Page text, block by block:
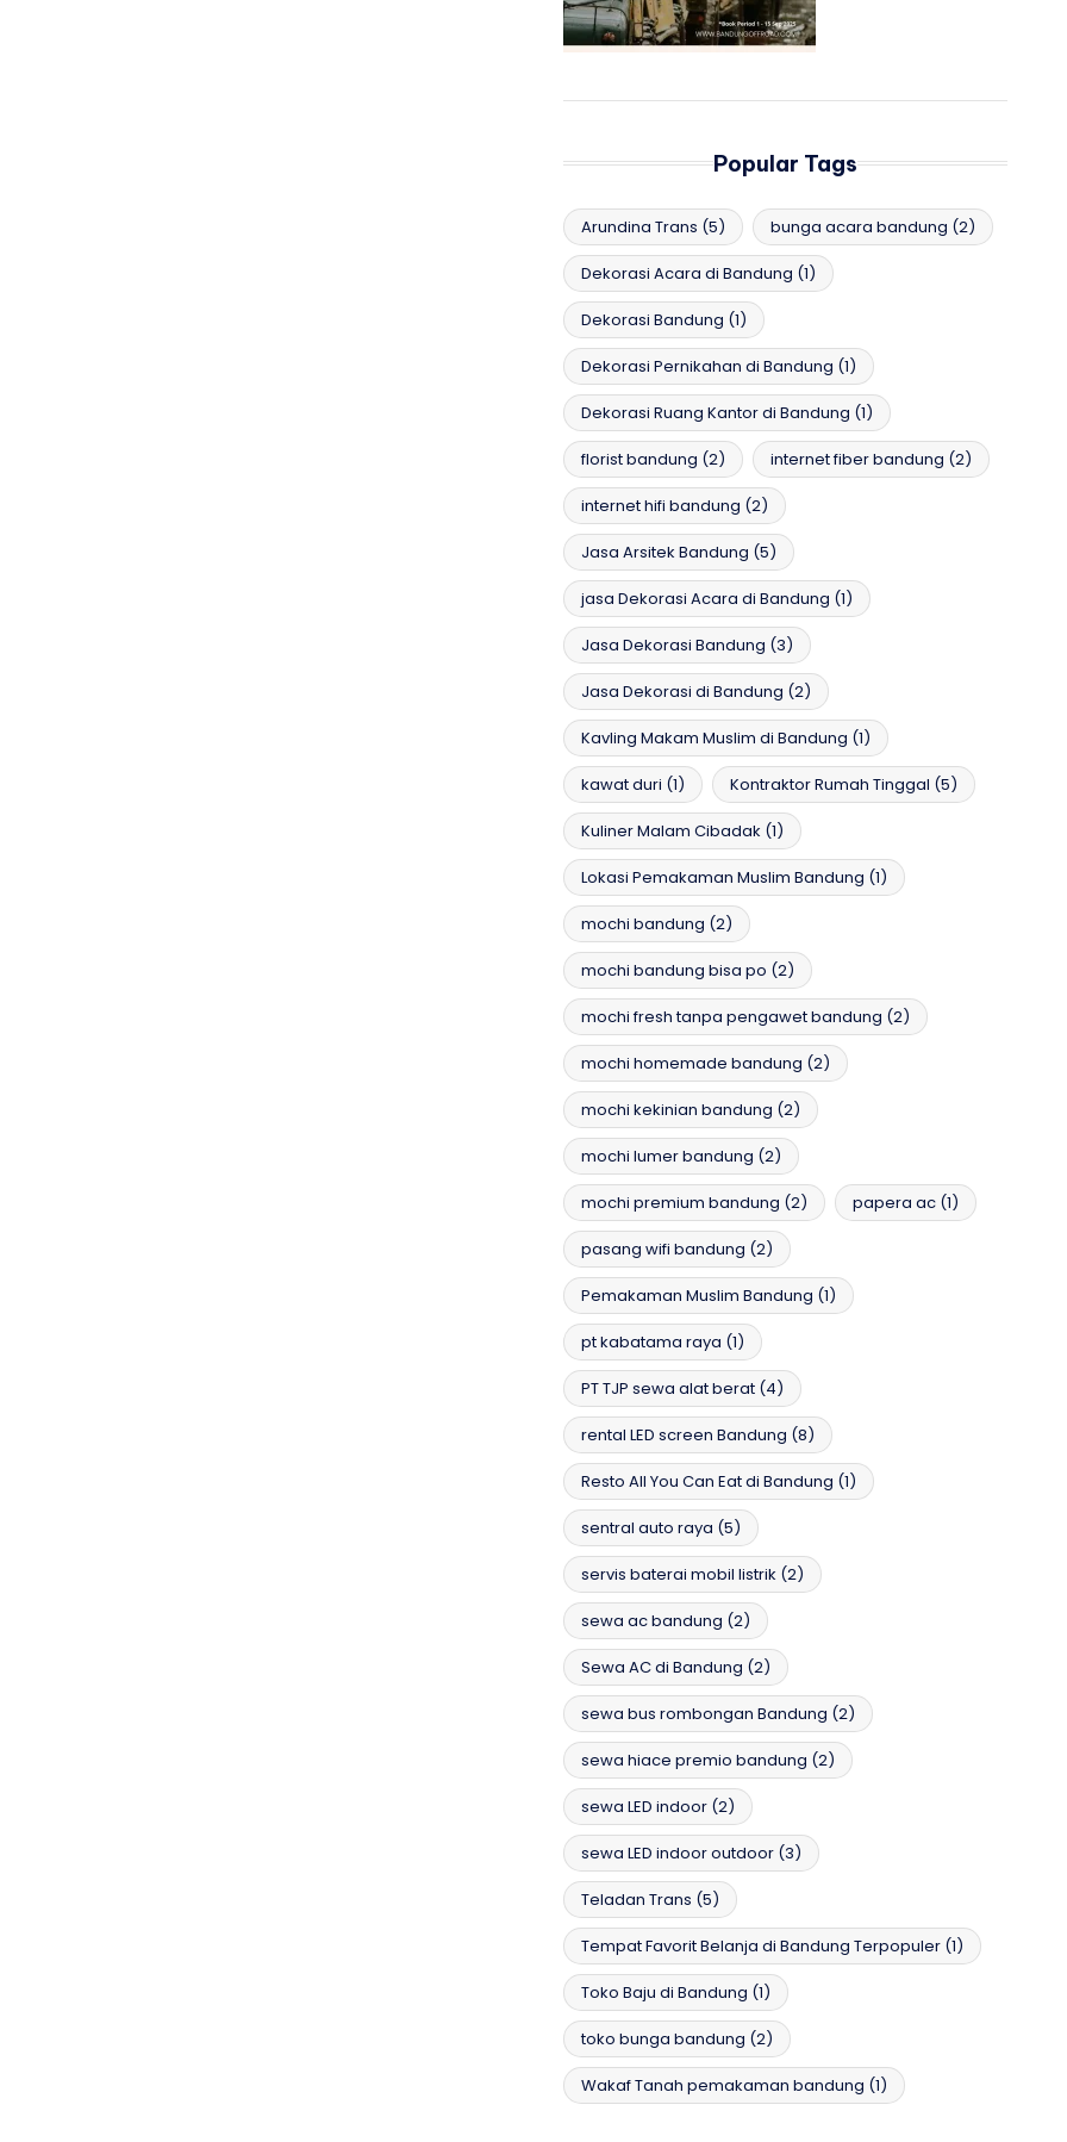
Popular Tags
Arundina Trans (5) bunga acara bandung (2)
Dekorasi Acara di Bandung (1)
Dekorasi Bandung (1)
Dekorasi Pernikahan di Bandung (1)
Dekorasi Ruang Kantor di Bandung (1)
florist bandung (2) internet fiber bandung (2)
internet hifi bandung (2)
Jasa Arsitek Bandung (5)
jasa Dekorasi Acara di Bandung (1)
Jasa Dekorasi Bandung (3)
Jasa Dekorasi di Bandung (2)
Kavling Makam Muslim di Bandung (1)
kawat duri (1) Kontraktor Rumah Tinggal (5)
Kuliner Malam Cibadak (1)
Lokasi Pemakaman Muslim Bandung (1)
mochi bandung (2)
mochi bandung bisa po (2)
mochi fresh tanpa pengawet bandung (2)
mochi homemade bandung (2)
mochi kekinian bandung (2)
mochi lumer bandung (2)
mochi premium bandung (2) papera ac(1)
pasang wifi bandung (2)
Pemakaman Muslim Bandung (1)
pt kabatama raya (1)
PT TJP sewa alat berat(4)
rental LED screen Bandung (8)
Resto All You Can Eat di Bandung (1)
sentral auto raya (5)
servis baterai mobil listrik (2)
sewa ac bandung (2)
Sewa AC di Bandung (2)
sewa bus rombongan Bandung (2)
sewa hiace premio bandung (2)
sewa LED indoor(2)
sewa LED indoor outdoor(3)
Teladan Trans (5)
Tempat Favorit Belanja di Bandung Terpopuler(1)
Toko Baju di Bandung (1)
toko bunga bandung (2)
Wakaf Tanah pemakaman bandung (1)